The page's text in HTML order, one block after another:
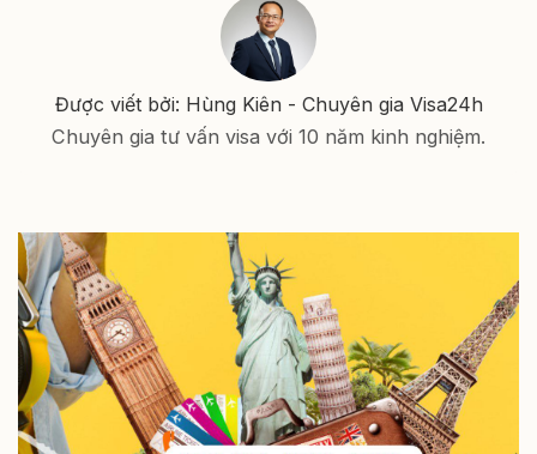
Được viết bởi: Hùng Kiên - Chuyên gia Visa24h
Chuyên gia tư vấn visa với 10 năm kinh nghiệm.